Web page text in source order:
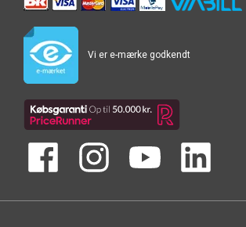
Vi er e-mærke godkendt